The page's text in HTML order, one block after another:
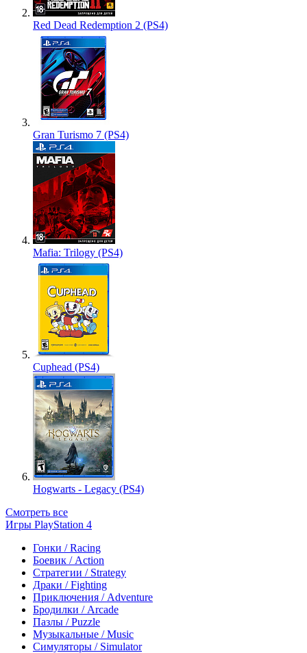
Red Dead Redemption 2 (PS4)
Gran Turismo 7 (PS4)
Mafia: Trilogy (PS4)
Cuphead (PS4)
Hogwarts - Legacy (PS4)
Смотреть все
Игры PlayStation 4
Гонки / Racing
Боевик / Action
Стратегии / Strategy
Драки / Fighting
Приключения / Adventure
Бродилки / Arcade
Пазлы / Puzzle
Музыкальные / Music
Симуляторы / Simulator